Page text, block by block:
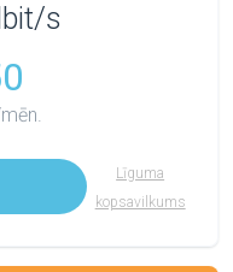
s
Līguma
kopsavilkums